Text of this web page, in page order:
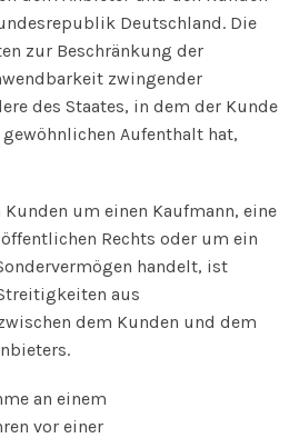
Deutschland. Die
zur Beschränkung der
zwingender
des Staates, in dem der Kunde
Aufenthalt hat,
um einen Kaufmann, eine
Rechts oder um ein
handelt, ist
aus
dem Kunden und dem
an einem
vor einer